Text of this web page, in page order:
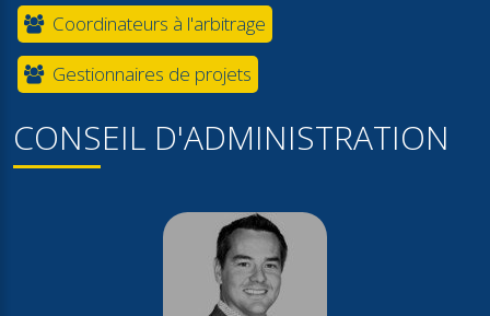
Coordinateurs à l'arbitrage
Gestionnaires de projets
CONSEIL D'ADMINISTRATION